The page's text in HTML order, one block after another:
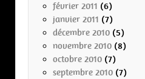
février 2011 (6)
janvier 2011 (7)
décembre 2010 (5)
novembre 2010 (8)
octobre 2010 (7)
septembre 2010 (7)